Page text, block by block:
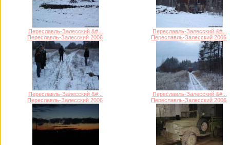
Переславль-Залесский &#...
Переславль-Залесский &#...
Переславль-Залесский 2006
Переславль-Залесский &#...
Переславль-Залесский 2006
Переславль-Залесский &#...
Переславль-Залесский 2006
Переславль-Залесский 2006